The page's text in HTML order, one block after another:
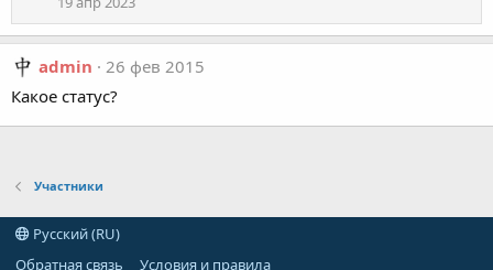
admin
26 фев 2015
Какое статус?
Участники
Русский (RU)
Обратная связь
Условия и правила